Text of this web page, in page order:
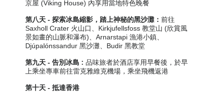
京屋 (Viking House) 內享用當地特色晚餐
第八天 - 探索冰島縮影，踏上神秘的黑沙灘 ：前往
Saxholl Crater 火山口、Kirkjufellsfoss 教堂山 (欣賞風
景如畫的山脈和瀑布)、Arnarstapi 漁港小鎮、
Djúpalónssandur 黑沙灘、Budir 黑教堂
第九天 - 告別冰島 :品味旅者於酒店享用早餐後，於早
上乘坐專車前往雷克雅維克機場，乘坐飛機返港
第十天 - 抵達香港